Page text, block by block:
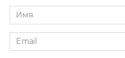
Имя
*
Email
*